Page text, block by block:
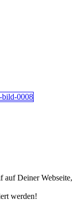
auf Deiner Webseite,
werden!